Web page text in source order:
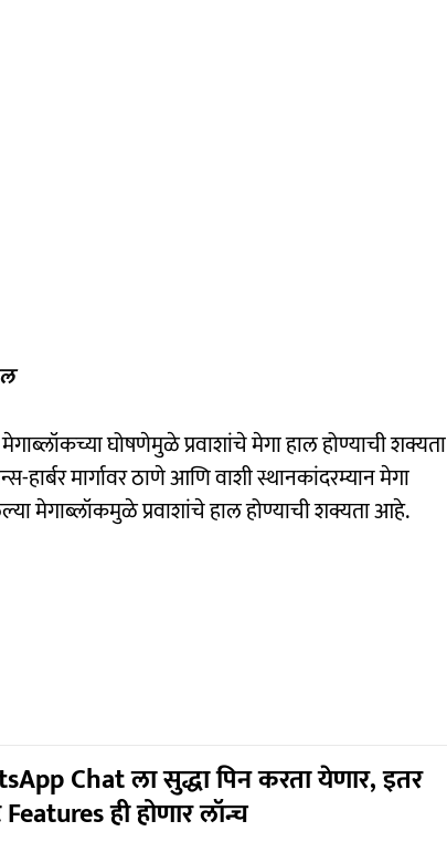
घोषणेमुळे प्रवाशांचे मेगा हाल होण्याची शक्यता
हार्बर मार्गावर ठाणे आणि वाशी स्थानकांदरम्यान मेगा
मेगाब्लॉकमुळे प्रवाशांचे हाल होण्याची शक्यता आहे.
Chat ला सुद्धा पिन करता येणार, इतर
Features ही होणार लॉन्च